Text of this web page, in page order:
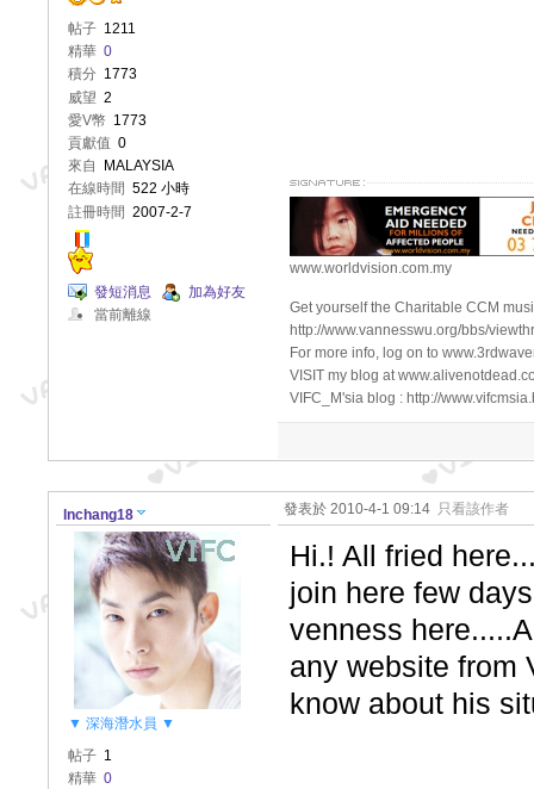
帖子 1211
精華 0
積分 1773
威望 2
愛V幣 1773
貢獻值 0
來自
MALAYSIA
在線時間 522 小時
註冊時間 2007-2-7
發短消息
加為好友
當前離線
www.worldvision.com.my
Get yourself the Charitable CCM
http://www.vannesswu.org/bbs/
For more info, log on to
VISIT my blog at
VIFC_M'sia blog : http://
lnchang18
▼ 深海潛水員 ▼
帖子 1
精華 0
發表於 2010-4-1 09:14 只看該作者
Hi.! All fried
join here few
venness
any website from
know about his